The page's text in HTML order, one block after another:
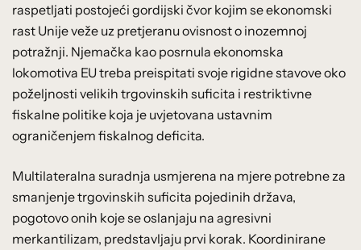
raspetljati postojeći gordijski čvor kojim se ekonomski
rast Unije veže uz pretjeranu ovisnost o inozemnoj
potražnji. Njemačka kao posrnula ekonomska
lokomotiva EU treba preispitati svoje rigidne stavove oko
poželjnosti velikih trgovinskih suficita i restriktivne
fiskalne politike koja je uvjetovana ustavnim
ograničenjem fiskalnog deficita.
Multilateralna suradnja usmjerena na mjere potrebne za
smanjenje trgovinskih suficita pojedinih država,
pogotovo onih koje se oslanjaju na agresivni
merkantilizam, predstavljaju prvi korak. Koordinirane